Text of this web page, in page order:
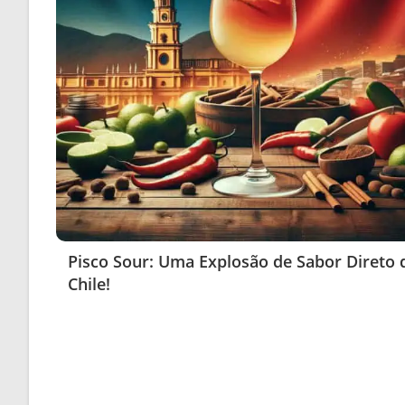
Pisco Sour: Uma Explosão de Sabor Direto
Chile!